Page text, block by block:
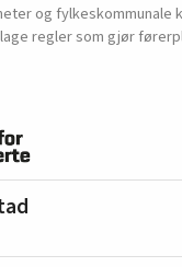
og fylkeskommunale
regler som gjør